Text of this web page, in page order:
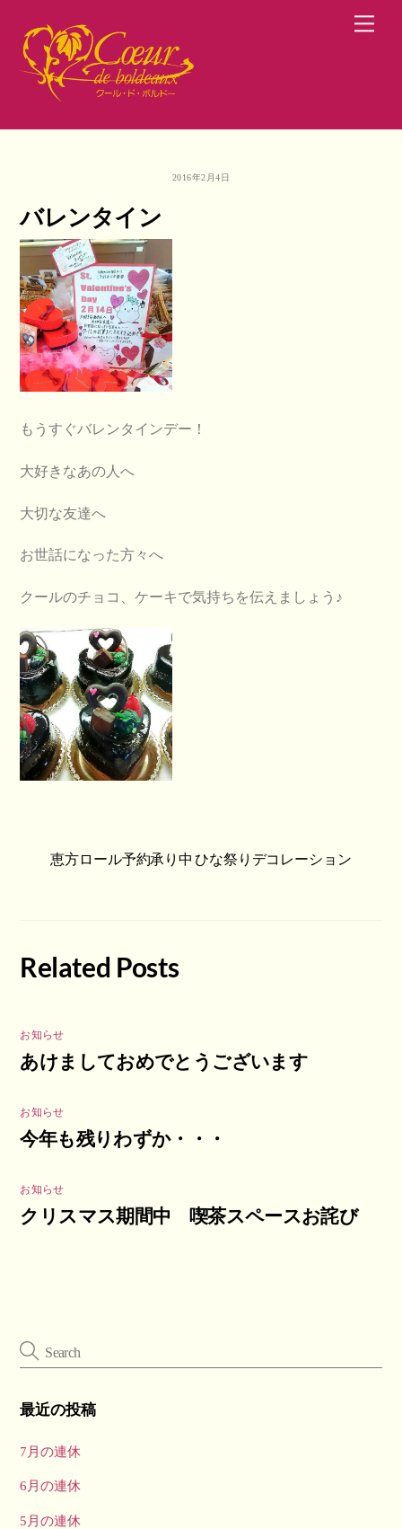
content
2016年2月4日
バレンタイン
もうすぐバレンタインデー！
大好きなあの人へ
大切な友達へ
お世話になった方々へ
クールのチョコ、ケーキで気持ちを伝えましょう♪
恵方ロール予約承り中 ひな祭りデコレーション
Related Posts
お知らせ
あけましておめでとうございます
お知らせ
今年も残りわずか・・・
お知らせ
クリスマス期間中 喫茶スペースお詫び
最近の投稿
7月の連休
6月の連休
5月の連休